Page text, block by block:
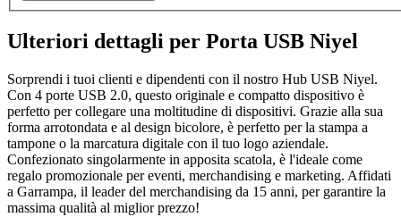
Ulteriori dettagli per Porta USB Niyel
Sorprendi i tuoi clienti e dipendenti con il nostro Hub USB Niyel.
Con 4 porte USB 2.0, questo originale e compatto dispositivo è
perfetto per collegare una moltitudine di dispositivi. Grazie alla sua
forma arrotondata e al design bicolore, è perfetto per la stampa a
tampone o la marcatura digitale con il tuo logo aziendale.
Confezionato singolarmente in apposita scatola, è l'ideale come
regalo promozionale per eventi, merchandising e marketing. Affidati
a Garrampa, il leader del merchandising da 15 anni, per garantire la
massima qualità al miglior prezzo!